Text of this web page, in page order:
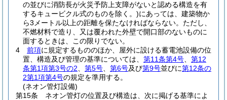
の並びに消防長が火災予防上支障がないと認める構造を有
するキュービクル式のものを除く。)にあっては、建築物か
ら3メートル以上の距離を保たなければならない。 ただし、
不燃材料で造り、又は覆われた外壁で開口部のないものに
面するときは、この限りでない。
4
前項に規定するもののほか、屋外に設ける蓄電池設備の位
置、構造及び管理の基準については、 第11条第4号
第12
条第1項第3号の2
第5号 第6号及び第9号並びに第12条の
2第1項第4号の規定を準用する。
(ネオン管灯設備)
第15条
ネオン管灯の位置及び構造は、次に掲げる基準によ